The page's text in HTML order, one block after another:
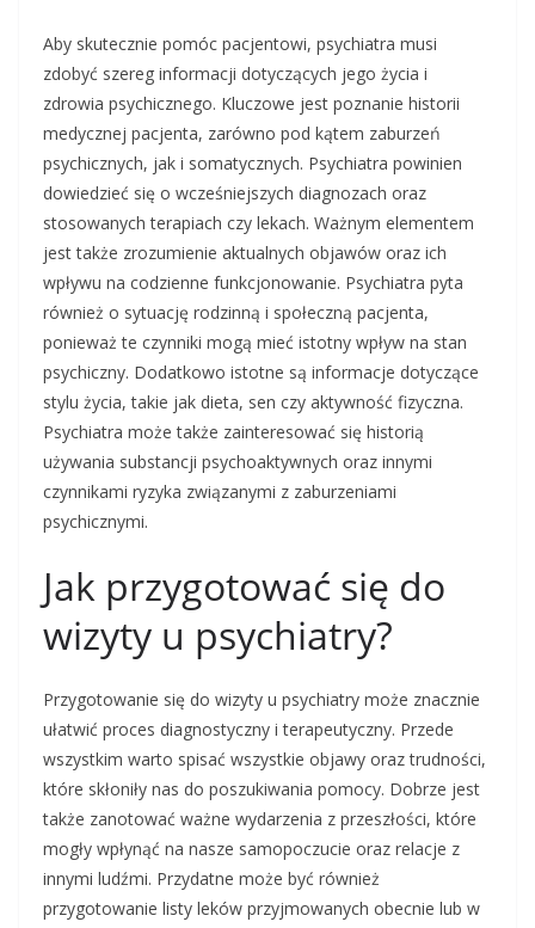
Aby skutecznie pomóc pacjentowi, psychiatra musi
zdobyć szereg informacji dotyczących jego życia i
zdrowia psychicznego. Kluczowe jest poznanie historii
medycznej pacjenta, zarówno pod kątem zaburzeń
psychicznych, jak i somatycznych. Psychiatra powinien
dowiedzieć się o wcześniejszych diagnozach oraz
stosowanych terapiach czy lekach. Ważnym elementem
jest także zrozumienie aktualnych objawów oraz ich
wpływu na codzienne funkcjonowanie. Psychiatra pyta
również o sytuację rodzinną i społeczną pacjenta,
ponieważ te czynniki mogą mieć istotny wpływ na stan
psychiczny. Dodatkowo istotne są informacje dotyczące
stylu życia, takie jak dieta, sen czy aktywność fizyczna.
Psychiatra może także zainteresować się historią
używania substancji psychoaktywnych oraz innymi
czynnikami ryzyka związanymi z zaburzeniami
psychicznymi.
Jak przygotować się do
wizyty u psychiatry?
Przygotowanie się do wizyty u psychiatry może znacznie
ułatwić proces diagnostyczny i terapeutyczny. Przede
wszystkim warto spisać wszystkie objawy oraz trudności,
które skłoniły nas do poszukiwania pomocy. Dobrze jest
także zanotować ważne wydarzenia z przeszłości, które
mogły wpłynąć na nasze samopoczucie oraz relacje z
innymi ludźmi. Przydatne może być również
przygotowanie listy leków przyjmowanych obecnie lub w